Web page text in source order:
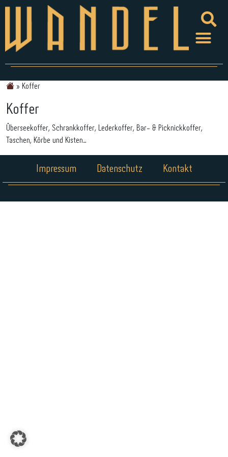
» Koffer
Koffer
Überseekoffer, Schrankkoffer, Lederkoffer, Bar- & Picknickkoffer,
Taschen, Körbe und Kisten…
Impressum Datenschutz Kontakt